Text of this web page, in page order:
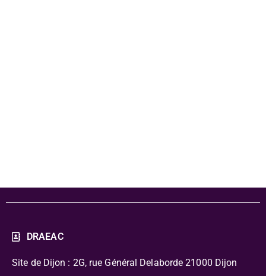
DRAEAC
Site de Dijon : 2G, rue Général Delaborde 21000 Dijon